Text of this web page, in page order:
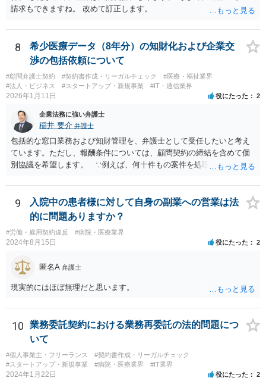
請求もできますね。 改めて訂正します。
8
希少医療データ（8年分）の知財化および企業交
渉の包括依頼について
#顧問弁護士契約 #契約書作成・リーガルチェック
#医療・福祉業界
#法人・ビジネス
#スタートアップ・新規事業 #IT・通信業界
2026年1月11日 役にたった 2
企業法務に強い弁護士
稲井 要介 弁護士
包括的な窓口業務および知財管理を、弁護士として受任したいと考え
ています。ただし、報酬条件については、顧問契約の締結を含めて個
別協議を希望します。 ∵例えば、何十件もの案件を処理し、時間を
着手金33万円（税込）では割に合わないことになります。
9
入院中の患者様に対して自身の副業への営業は法
的に問題ありますか？
#労働・雇用契約違反 #病院・医療業界
2024年8月15日 役にたった 2
匿名A 弁護士
現実的にはほぼ無理だと思います。
10
業務委託契約における業務再委託の法的問題につ
いて
#個人事業主・フリーランス
#契約書作成・リーガルチェック
#スタートアップ・新規事業
#病院・医療業界 #IT業界
2024年1月22日 役にたった 2